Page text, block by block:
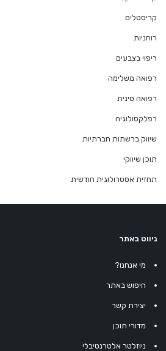
קריסטלים
רוחניות
ריפוי בצבעים
רפואה משלימה
רפואה סינית
רפלקסולוגיה
שיווק ברשתות חברתיות
תוכן שיווקי
תחזית אסטרולוגית חודשית
ניווט באתר
מי אנחנו?
חיפוש באתר
יצירת קשר
מדורי תוכן
ניוזלטר אלטרנטיבלי